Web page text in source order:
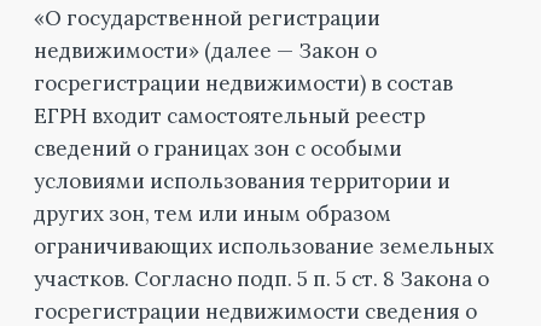
«О государственной регистрации
недвижимости» (далее — Закон о
госрегистрации недвижимости) в состав
ЕГРН входит самостоятельный реестр
сведений о границах зон с особыми
условиями использования территории и
других зон, тем или иным образом
ограничивающих использование земельных
участков. Согласно подп. 5 п. 5 ст. 8 Закона о
госрегистрации недвижимости сведения о